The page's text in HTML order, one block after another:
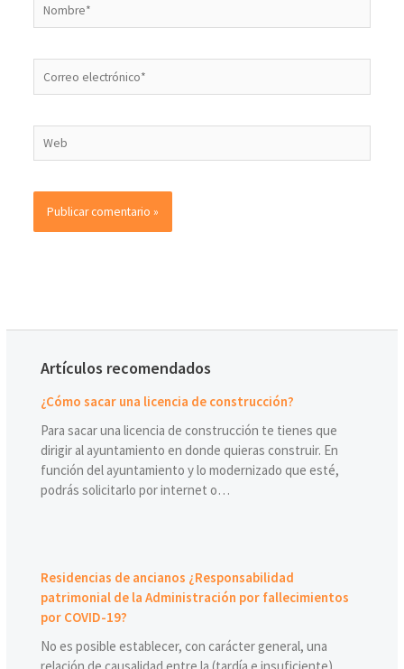
Artículos recomendados
¿Cómo sacar una licencia de construcción?
Para sacar una licencia de construcción te tienes que
dirigir al ayuntamiento en donde quieras construir. En
función del ayuntamiento y lo modernizado que esté,
podrás solicitarlo por internet o…
Residencias de ancianos ¿Responsabilidad
patrimonial de la Administración por fallecimientos
por COVID-19?
No es posible establecer, con carácter general, una